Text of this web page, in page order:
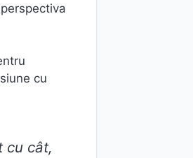
cu
cu cât,